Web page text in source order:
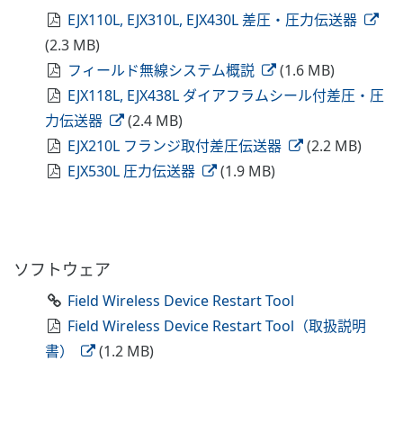
EJX110L, EJX310L, EJX430L 差圧・圧力伝送器
(2.3 MB)
フィールド無線システム概説
(1.6 MB)
EJX118L, EJX438L ダイアフラムシール付差圧・圧
力伝送器
(2.4 MB)
EJX210L フランジ取付差圧伝送器
(2.2 MB)
EJX530L 圧力伝送器
(1.9 MB)
ソフトウェア
Field Wireless Device Restart Tool
Field Wireless Device Restart Tool（取扱説明
書）
(1.2 MB)